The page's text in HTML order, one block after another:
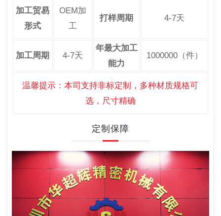
加工贸易
形式
OEM加
工
打样周期 4-7天
加工周期 4-7天
年最大加工
能力
1000000（件）
温馨提示：本司支持非标定制，多种材质规格可
选，尺寸精确
定制保障